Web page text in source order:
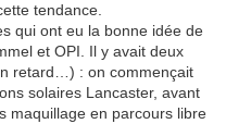
tendance.
qui ont eu la bonne idée de
et OPI. Il y avait deux
retard…) : on commençait
solaires Lancaster, avant
maquillage en parcours libre